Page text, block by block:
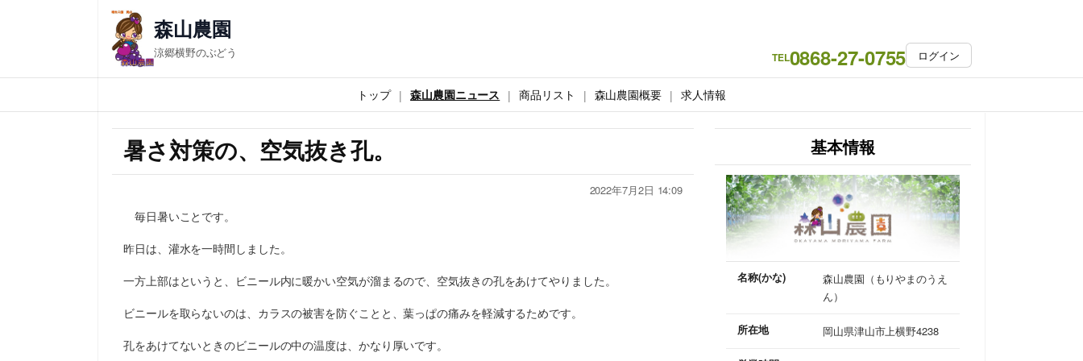
森山農園
涼郷横野のぶどう TEL0868-27-0755 ログイン
トップ 森山農園ニュース 商品リスト 森山農園概要 求人情報
暑さ対策の、空気抜き孔。
2022年7月2日 14:09
毎日暑いことです。
昨日は、灌水を一時間しました。
一方上部はというと、ビニール内に暖かい空気が溜まるので、空気抜きの孔をあけてやりました。
ビニールを取らないのは、カラスの被害を防ぐことと、葉っぱの痛みを軽減するためです。
孔をあけてないときのビニールの中の温度は、かなり厚いです。
基本情報
名称(かな)
森山農園（もりやまのうえ
ん）
所在地 岡山県津山市上横野4238